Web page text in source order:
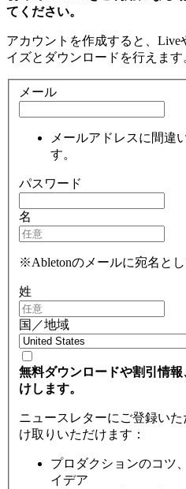
てください。
アカウントを作成すると、
イズとダウンロードを行えます
メール
メールアドレスに間違
す。
パスワード
名
※Abletonのメールに宛名とし
姓
国／地域
無料ダウンロードや割引情
けします。
ニュースレターにご登録い
け取りいただけます：
プロダクションのコツ
イデア